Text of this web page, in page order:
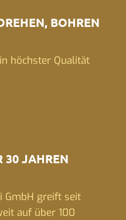
BOHREN
höchster Qualität
30 JAHREN
GmbH greift seit
auf über 100